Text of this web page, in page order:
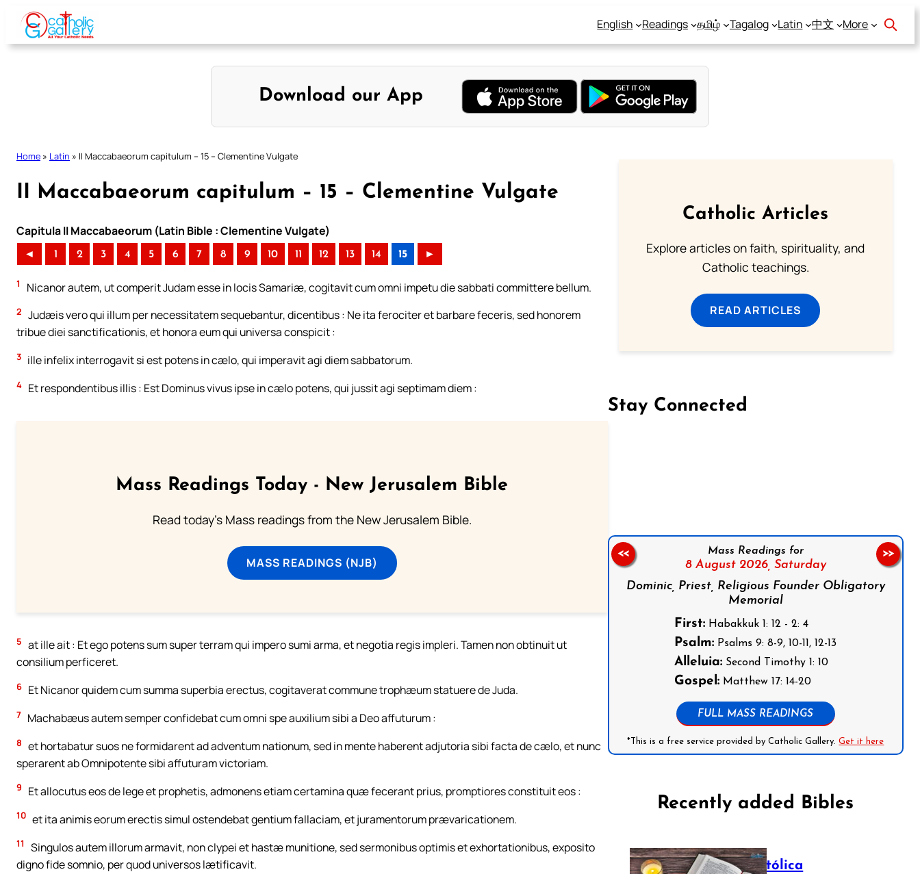
Skip
content
English Readings தமிழ் Tagalog Latin 中文 More
Download our App
Home » Latin » II Maccabaeorum capitulum – 15 – Clementine Vulgate
II Maccabaeorum capitulum – 15 – Clementine Vulgate
Capitula II Maccabaeorum (Latin Bible : Clementine Vulgate)
◄ 1 2 3 4 5 6 7 8 9 10 11 12 13 14 15 ►
1 Nicanor autem, ut comperit Judam esse in locis Samariæ, cogitavit cum omni impetu die sabbati committere bellum.
2 Judæis vero qui illum per necessitatem sequebantur, dicentibus : Ne ita ferociter et barbare feceris, sed honorem
tribue diei sanctificationis, et honora eum qui universa conspicit :
3 ille infelix interrogavit si est potens in cælo, qui imperavit agi diem sabbatorum.
4 Et respondentibus illis : Est Dominus vivus ipse in cælo potens, qui jussit agi septimam diem :
Mass Readings Today - New Jerusalem Bible
Read today's Mass readings from the New Jerusalem Bible.
MASS READINGS (NJB)
5 at ille ait : Et ego potens sum super terram qui impero sumi arma, et negotia regis impleri. Tamen non obtinuit ut
consilium perficeret.
6 Et Nicanor quidem cum summa superbia erectus, cogitaverat commune trophæum statuere de Juda.
7 Machabæus autem semper confidebat cum omni spe auxilium sibi a Deo affuturum :
8 et hortabatur suos ne formidarent ad adventum nationum, sed in mente haberent adjutoria sibi facta de cælo, et nunc
sperarent ab Omnipotente sibi affuturam victoriam.
9 Et allocutus eos de lege et prophetis, admonens etiam certamina quæ fecerant prius, promptiores constituit eos :
10 et ita animis eorum erectis simul ostendebat gentium fallaciam, et juramentorum prævaricationem.
11
Singulos autem illorum armavit, non clypei et hastæ munitione, sed sermonibus optimis et exhortationibus, exposito
digno fide somnio, per quod universos lætificavit.
Catholic Articles
Explore articles on faith, spirituality, and
Catholic teachings.
READ ARTICLES
Stay Connected
Mass Readings for
8 August 2026, Saturday
Dominic, Priest, Religious Founder Obligatory
Memorial
First: Habakkuk 1: 12 - 2: 4
Psalm: Psalms 9: 8-9, 10-11, 12-13
Alleluia: Second Timothy 1: 10
Gospel: Matthew 17: 14-20
FULL MASS READINGS
*This is a free service provided by Catholic Gallery.Get it here
<< >>
Recently added Bibles
Bíblia Católica